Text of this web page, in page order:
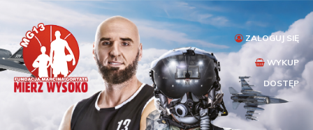
ZALOGUJ SIĘ
WYKUP
DOSTĘP